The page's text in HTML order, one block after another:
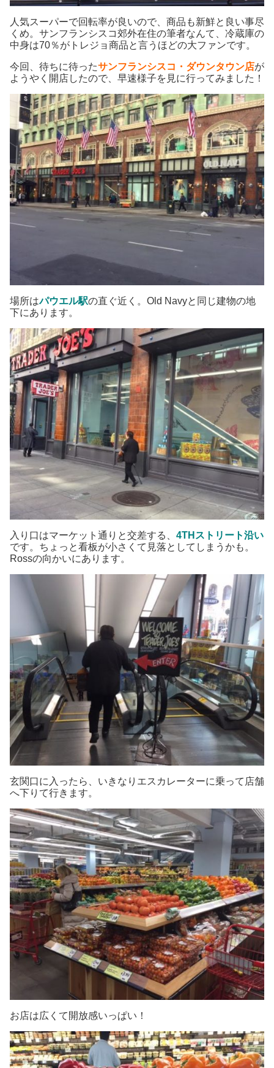
人気スーパーで回転率が良いので、商品も新鮮と良い事尽
くめ。サンフランシスコ郊外在住の筆者なんて、冷蔵庫の
中身は70％がトレジョ商品と言うほどの大ファンです。
今回、待ちに待ったサンフランシスコ・ダウンタウン店が
ようやく開店したので、早速様子を見に行ってみました！
場所はパウエル駅の直ぐ近く。Old Navyと同じ建物の地
下にあります。
入り口はマーケット通りと交差する、 4THストリート沿い
です。ちょっと看板が小さくて見落としてしまうかも。
Rossの向かいにあります。
玄関口に入ったら、いきなりエスカレーターに乗って店舗
へ下りて行きます。
お店は広くて開放感いっぱい！